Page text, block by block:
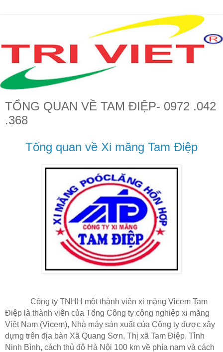
TỔNG QUAN VỀ TAM ĐIỆP- 0972 .042
.368
Tổng quan về Xi măng Tam Điệp
Công ty TNHH một thành viên xi măng Vicem Tam
Điệp là thành viên của Tổng Công ty công nghiệp xi măng
Việt Nam (Vicem), Nhà máy sản xuất của Công ty được xây
dựng trên địa bàn Xã Quang Sơn, Thị xã Tam Điệp, Tỉnh
Ninh Bình, cách thủ đô Hà Nội 100 km về phía nam và cách